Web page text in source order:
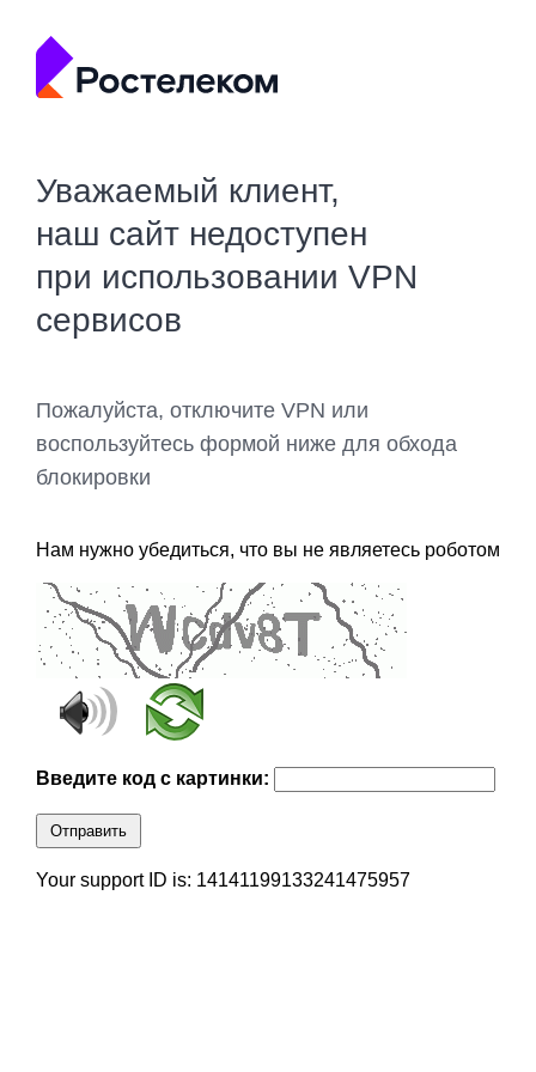
Уважаемый клиент,
наш сайт недоступен
при использовании VPN
сервисов
Пожалуйста, отключите VPN или
воспользуйтесь формой ниже для обхода
блокировки
Нам нужно убедиться, что вы не являетесь роботом
Введите код с картинки:
Отправить
Your support ID is: 14141199133241475957